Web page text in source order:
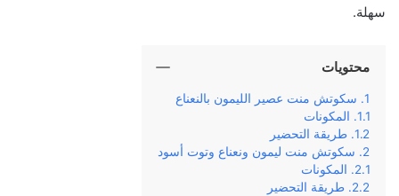
سهلة.
محتويات
سكوتش منت عصير الليمون بالنعناع
المكونات
طريقة التحضير
سكوتش منت ليمون ونعناع وتوت أسود
المكونات
طريقة التحضير